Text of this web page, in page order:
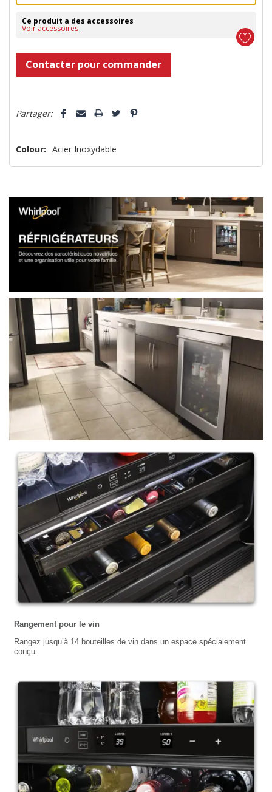
Ce produit a des accessoires
Voir accessoires
Dépêchez-
vous!
n’en
plus
Contacter pour commander
Partager:
Colour: Acier Inoxydable